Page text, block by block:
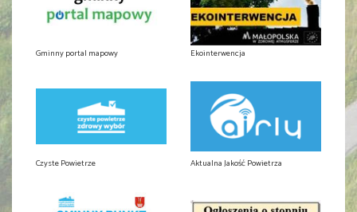
Gminny portal mapowy Ekointerwencja
Czyste Powietrze Aktualna Jakość Powietrza